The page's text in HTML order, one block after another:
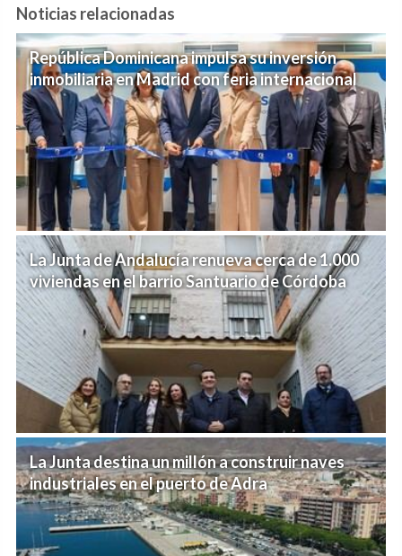
Noticias relacionadas
República Dominicana impulsa su inversión
inmobiliaria en Madrid con feria internacional
La Junta de Andalucía renueva cerca de 1.000
viviendas en el barrio Santuario de Córdoba
La Junta destina un millón a construir naves
industriales en el puerto de Adra